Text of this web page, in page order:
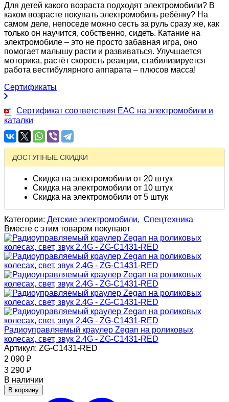
Для детей какого возраста подходят электромобили? В
каком возрасте покупать электромобиль ребёнку? На
самом деле, непоседе можно сесть за руль сразу же, как
только он научится, собственно, сидеть. Катание на
электромобиле – это не просто забавная игра, оно
помогает малышу расти и развиваться. Улучшается
моторика, растёт скорость реакции, стабилизируется
работа вестибулярного аппарата – плюсов масса!
Сертификаты
Сертификат соответствия EAC на электромобили и
каталки
ДОСТУПНЫЕ СКИДКИ
Скидка на электромобили от 20 штук
Скидка на электромобили от 10 штук
Скидка на электромобили от 5 штук
Категории: Детские электромобили, Спецтехника
Вместе с этим товаром покупают
Радиоуправляемый краулер Zegan на роликовых
колесах, свет, звук 2.4G - ZG-C1431-RED
Артикул: ZG-C1431-RED
2 090 ₽
3 290 ₽
В наличии
В корзину